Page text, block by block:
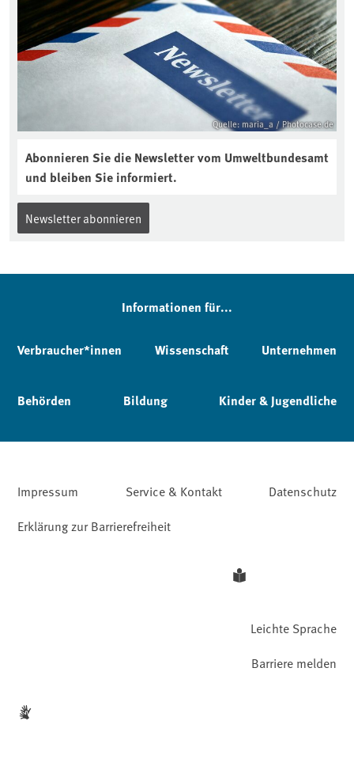
Quelle: maria_a / Photocase.de
Abonnieren Sie die Newsletter vom Umweltbundesamt
und bleiben Sie informiert.
Newsletter abonnieren
Informationen für...
Verbraucher*innen Wissenschaft Unternehmen
Behörden Bildung Kinder & Jugendliche
Impressum Service & Kontakt
Datenschutz
Erklärung zur Barrierefreiheit
Leichte Sprache
Barriere melden